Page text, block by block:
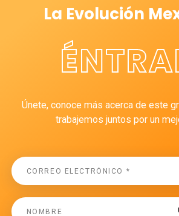
La Evolución
Únete, conoce más acerca de este
trabajemos juntos por un